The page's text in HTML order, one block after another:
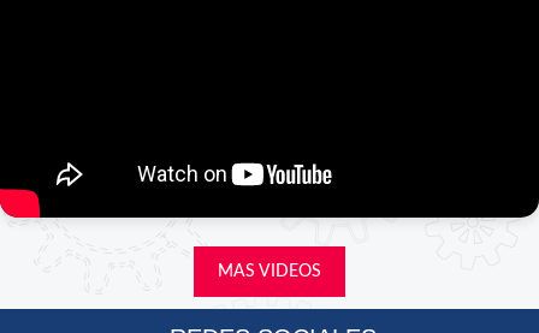
MAS VIDEOS